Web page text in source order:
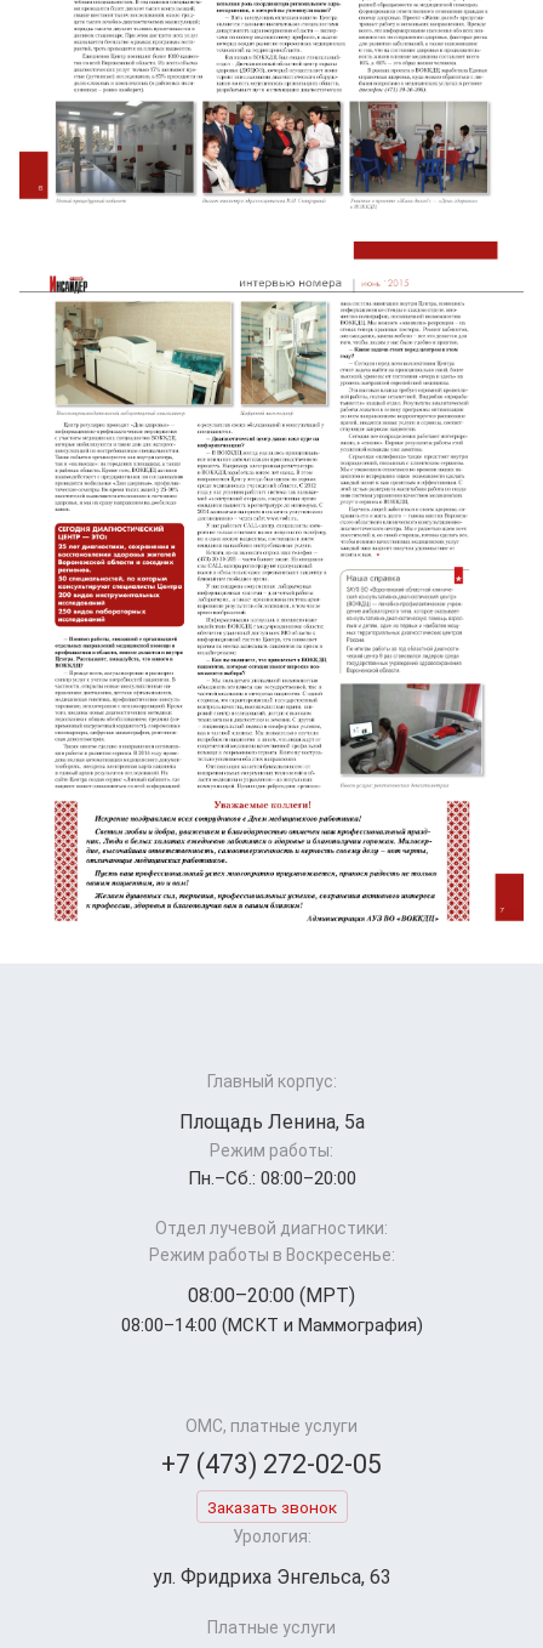
Главный корпус:
Площадь Ленина, 5а
Режим работы:
Пн.–Cб.: 08:00–20:00
Отдел лучевой диагностики:
Режим работы в Воскресенье:
08:00–20:00 (МРТ)
08:00–14:00 (МСКТ и Маммография)
ОМС, платные услуги
+7 (473) 272-02-05
Заказать звонок
Урология:
ул. Фридриха Энгельса, 63
Платные услуги